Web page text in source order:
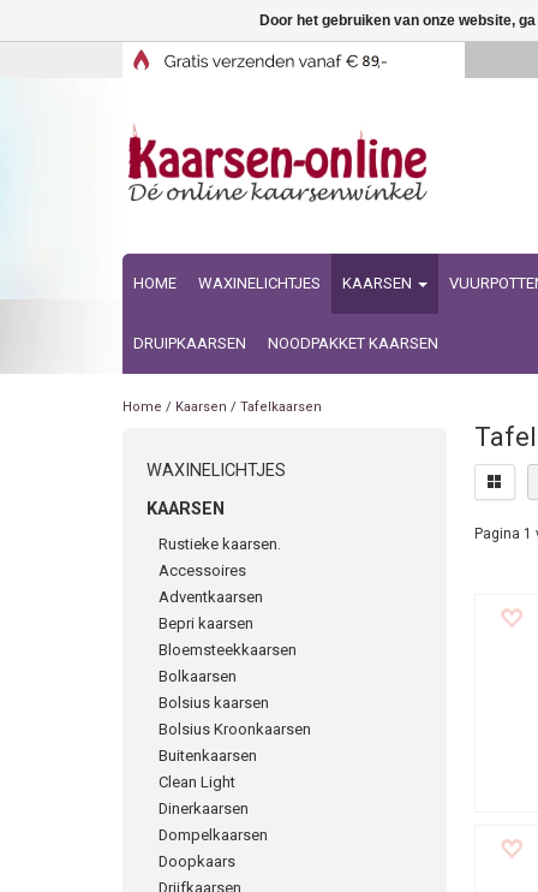
HOME WAXINELICHTJES KAARSEN
DRUIPKAARSEN NOODPAKKET KAARSEN
Home / Kaarsen / Tafelkaarsen
WAXINELICHTJES
KAARSEN
Rustieke kaarsen.
Accessoires
Adventkaarsen
Bepri kaarsen
Bloemsteekkaarsen
Bolkaarsen
Bolsius kaarsen
Bolsius Kroonkaarsen
Buitenkaarsen
Clean Light
Dinerkaarsen
Dompelkaarsen
Doopkaars
Drijfkaarsen
Pagina 1
Door het gebruiken van onze website,